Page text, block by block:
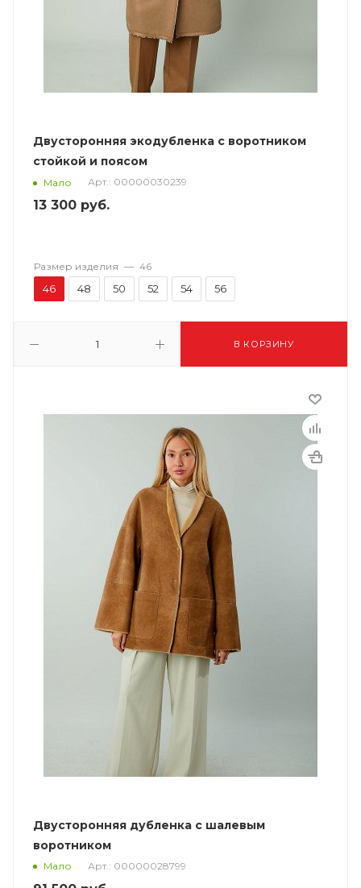
Двусторонняя экодубленка с воротником
стойкой и поясом
Мало Арт.: 00000030239
13 300 руб.
В КОРЗИНУ
Размер изделия — 46
46 48 50 52 54 56
Двусторонняя дубленка с шалевым
воротником
Мало Арт.: 00000028799